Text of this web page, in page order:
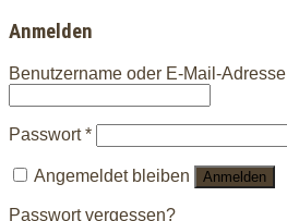
Anmelden
Benutzername oder E-Mail-Adresse
Passwort*
Angemeldet bleiben Anmelden
Passwort vergessen?